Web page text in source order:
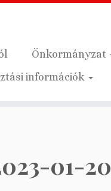
Önkormányzat
információk
01-20